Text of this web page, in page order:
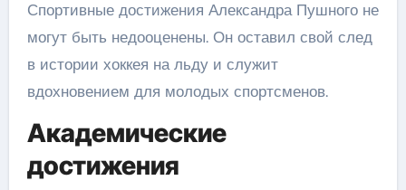
Спортивные достижения Александра Пушного не
могут быть недооценены. Он оставил свой след
в истории хоккея на льду и служит
вдохновением для молодых спортсменов.
Академические
достижения